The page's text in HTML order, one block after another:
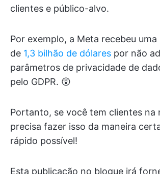
clientes e público-alvo.
Por exemplo, a Meta recebeu uma
de 1,3 bilhão de dólares por não
parâmetros de privacidade de
pelo GDPR. 😲
Portanto, se você tem clientes na
precisa fazer isso da maneira
rápido possível!
Esta publicação no blogue irá